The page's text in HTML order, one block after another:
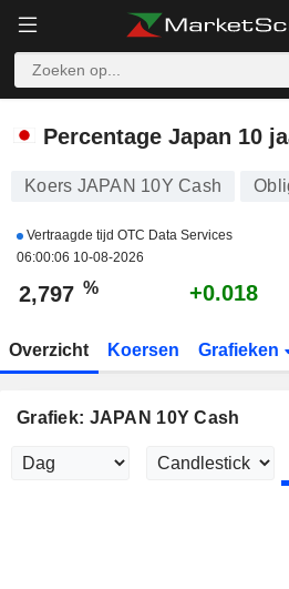
JAPAN 10Y CASH
Percentage Japan 10
Koers JAPAN 10Y Cash
Vertraagde tijd OTC Data Services
06:00:06 10-08-2026
2,797 % +0.018
Overzicht Koersen Grafieken
Grafiek: JAPAN 10Y Cash